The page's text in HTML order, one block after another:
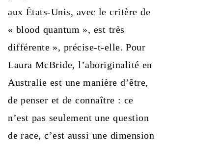
aux États-Unis, avec le critère de
« blood quantum », est très
différente », précise-t-elle. Pour
Laura McBride, l’aboriginalité en
Australie est une manière d’être,
de penser et de connaître : ce
n’est pas seulement une question
de race, c’est aussi une dimension